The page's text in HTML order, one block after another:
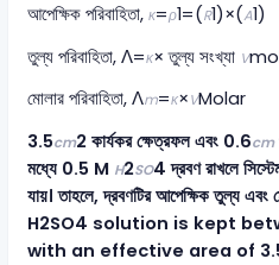
আপেক্ষিক পরিবাহিতা,κ=ρ1​=(R1​)×(A1​)
তুল্য পরিবাহিতা, Λ=κ× তুল্য সংখ্যা V
মোলার পরিবাহিতা, Λm​=κ×VMolar ​
3.5cm2 কার্যকর ক্ষেত্রফল এবং 0.6cm
মধ্যে 0.5 M H2SO4 দ্রবণ রাখলে
যায়। তাহলে, দ্রবণটির আপেক্ষিক তুল্য
H2SO4 solution is kept
with an effective area of